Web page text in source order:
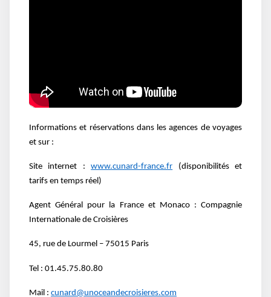
Informations et réservations dans les agences de voyages
et sur :
Site internet :www.cunard-france.fr (disponibilités et
tarifs en temps réel)
Agent Général pour la France et Monaco : Compagnie
Internationale de Croisières
45, rue de Lourmel – 75015 Paris
Tel : 01.45.75.80.80
Mail : cunard@unoceandecroisieres.com